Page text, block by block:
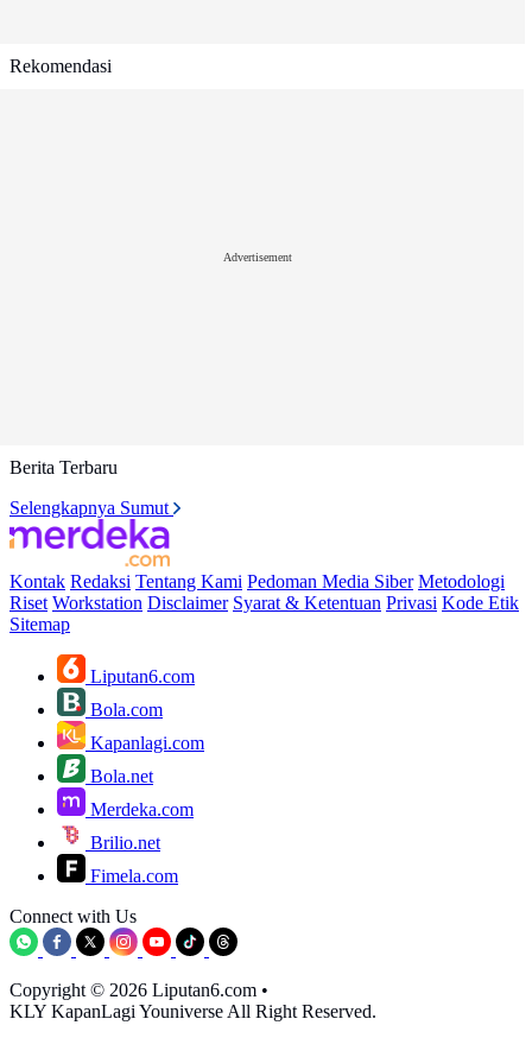
Rekomendasi
Advertisement
Berita Terbaru
Selengkapnya Sumut
Kontak Redaksi Tentang Kami Pedoman Media Siber Metodologi
Riset Workstation Disclaimer Syarat & Ketentuan Privasi Kode Etik
Sitemap
Liputan6.com
Bola.com
Kapanlagi.com
Bola.net
Merdeka.com
Brilio.net
Fimela.com
Connect with Us
Copyright © 2026 Liputan6.com •
KLY KapanLagi Youniverse All Right Reserved.